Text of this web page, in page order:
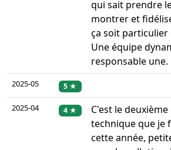
qui sait prendre
montrer et
ça soit
Une équipe
responsable
2025-05 5 ★
2025-04 4 ★
C'est le
technique que je
cette année,